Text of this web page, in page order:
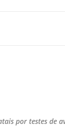
por testes de